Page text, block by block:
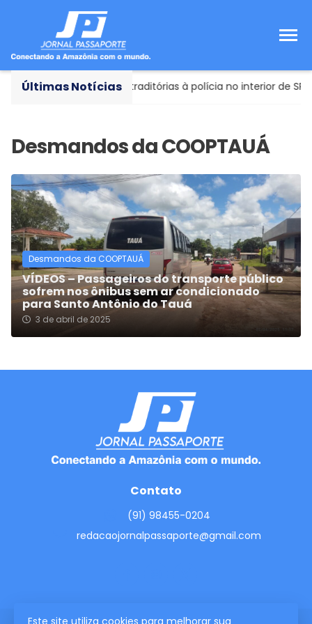
Últimas Notícias
versões contraditórias à polícia no interior de SP
Desmandos da COOPTAUÁ
VÍDEOS – Passageiros do transporte público
sofrem nos ônibus sem ar condicionado
para Santo Antônio do Tauá
3 de abril de 2025
Este site utiliza cookies para melhorar sua
Contato
(91) 98455-0204
redacaojornalpassaporte@gmail.com